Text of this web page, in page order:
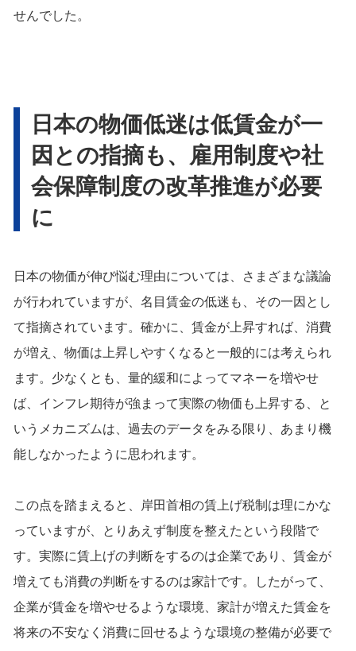
せんでした。
日本の物価低迷は低賃金が一
因との指摘も、雇用制度や社
会保障制度の改革推進が必要
に
日本の物価が伸び悩む理由については、さまざまな議論
が行われていますが、名目賃金の低迷も、その一因とし
て指摘されています。確かに、賃金が上昇すれば、消費
が増え、物価は上昇しやすくなると一般的には考えられ
ます。少なくとも、量的緩和によってマネーを増やせ
ば、インフレ期待が強まって実際の物価も上昇する、と
いうメカニズムは、過去のデータをみる限り、あまり機
能しなかったように思われます。
この点を踏まえると、岸田首相の賃上げ税制は理にかな
っていますが、とりあえず制度を整えたという段階で
す。実際に賃上げの判断をするのは企業であり、賃金が
増えても消費の判断をするのは家計です。したがって、
企業が賃金を増やせるような環境、家計が増えた賃金を
将来の不安なく消費に回せるような環境の整備が必要で